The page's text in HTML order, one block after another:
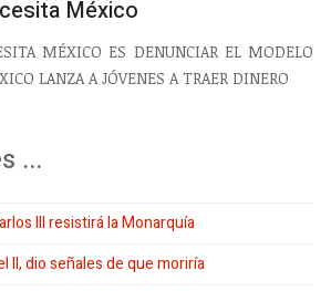
México
MÉXICO ES DENUNCIAR EL MODELO
LANZA A JÓVENES A TRAER DINERO
...
III resistirá la Monarquía
II, dio señales de que moriría